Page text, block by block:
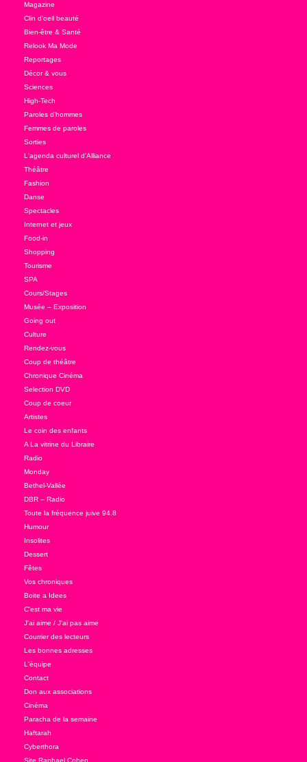
Magazine
Clin d'oeil beauté
Bien-être & Santé
Relook Ma Mode
Reportages
Décor & vous
Sciences
High-Tech
Paroles d'hommes
Femmes de paroles
Sorties
L'agenda culturel d'Alliance
Théâtre
Fashion
Danse
Spectacles
Internet et jeux
Food-in
Shopping
Tourisme
SPA
Cours/Stages
Musée – Exposition
Going out
Culture
Rendez-vous
Coup de théâtre
Chronique Cinéma
Selection DVD
Coup de coeur
Artistes
Le coin des enfants
A La vitrine du Libraire
Radio
Monday
Bethel-Vallée
DBR – Radio
Toute la fréquence juive 94.8
Humour
Insolites
Dessert
Fêtes
Vos chroniques
Boite a Idees
C'est ma vie
J'ai aime / J'ai pas aime
Courrier des lecteurs
Les bonnes adresses
L'équipe
Contact
Don aux associations
Cinéma
Paracha de la semaine
Haftarah
Cyberthora
Site Raphael Cohen